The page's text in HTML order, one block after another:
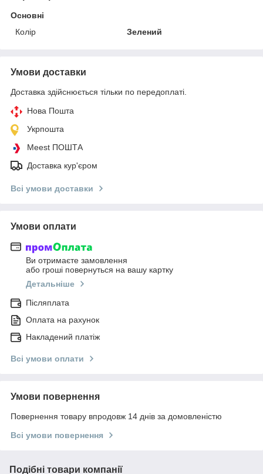
Основні
Колір
Зелений
Умови доставки
Доставка здійснюється тільки по передоплаті.
Нова Пошта
Укрпошта
Meest ПОШТА
Доставка кур'єром
Всі умови доставки
Умови оплати
Ви отримаєте замовлення
або гроші повернуться на вашу картку
Детальніше
Післяплата
Оплата на рахунок
Накладений платіж
Всі умови оплати
Умови повернення
Повернення товару впродовж 14 днів за домовленістю
Всі умови повернення
Подібні товари компанії